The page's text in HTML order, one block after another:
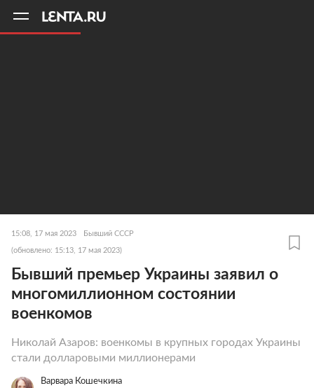
15:08, 17 мая 2023 Бывший СССР
(обновлено: 15:13, 17 мая 2023)
Бывший премьер Украины заявил о
многомиллионном состоянии
военкомов
Николай Азаров: военкомы в крупных городах Украины
стали долларовыми миллионерами
Варвара Кошечкина